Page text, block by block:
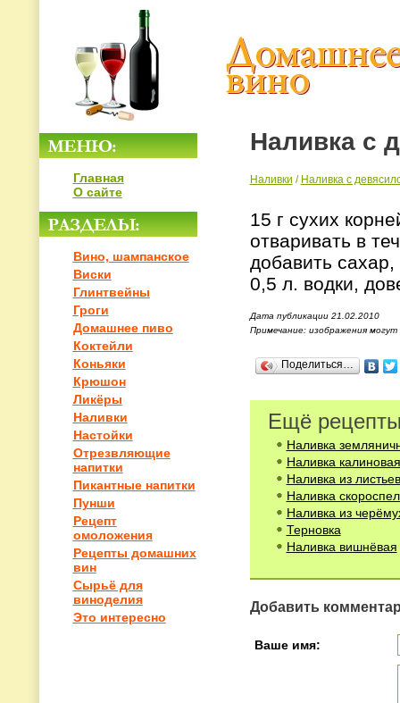
Главная
О сайте
Вино, шампанское
Виски
Глинтвейны
Гроги
Домашнее пиво
Коктейли
Коньяки
Крюшон
Ликёры
Наливки
Настойки
Отрезвляющие
напитки
Пикантные напитки
Пунши
Рецепт
омоложения
Рецепты домашних
вин
Сырьё для
виноделия
Это интересно
Наливка с
Наливки / Наливка с
15 г сухих
отваривать в
добавить
0,5 л. водки,
Дата публикации 21.02.2010
Примечание: изображения
Поделиться…
Ещё
Наливка
Наливка калиновая
Наливка из
Наливка
Наливка из
Терновка
Наливка вишнёвая
Добавить
Ваше имя: